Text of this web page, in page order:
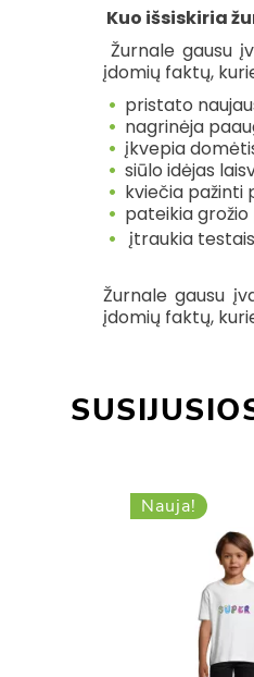
Kuo išsiskiria
Žurnale gausu
įdomių faktų,
pristato
nagrinėja
įkvepia
siūlo idėjas
kviečia pažinti
pateikia grožio
įtraukia
Žurnale gausu
įdomių faktų,
Nauja!